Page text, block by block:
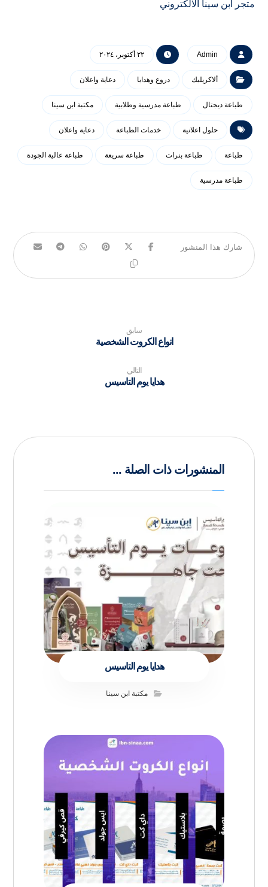
متجر ابن سينا الالكتروني
Admin ٢٢ أكتوبر، ٢٠٢٤
ألاكريليك دروع وهدايا دعاية واعلان
طباعة ديجتال طباعة مدرسية وطلابية مكتبة ابن سينا
حلول اعلانية خدمات الطباعة دعاية واعلان
طباعة طباعة بنرات طباعة سريعة طباعة عالية الجودة
طباعة مدرسية
سابق
انواع الكروت الشخصية
التالي
هدايا يوم التاسيس
المنشورات ذات الصلة ...
هدايا يوم التاسيس
مكتبة ابن سينا